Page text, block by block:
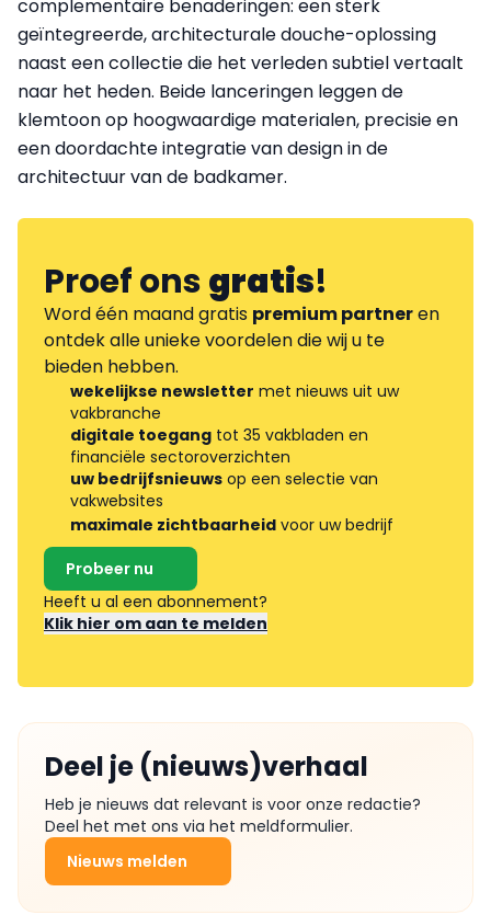
complementaire benaderingen: een sterk
geïntegreerde, architecturale douche-oplossing
naast een collectie die het verleden subtiel vertaalt
naar het heden. Beide lanceringen leggen de
klemtoon op hoogwaardige materialen, precisie en
een doordachte integratie van design in de
architectuur van de badkamer.
Proef onsgratis!
Word één maand gratis premium partneren
ontdek alle unieke voordelen die wij u te
bieden hebben.
wekelijkse newsletter met nieuws uit uw
vakbranche
digitale toegang tot 35 vakbladen en
financiële sectoroverzichten
uw bedrijfsnieuws op een selectie van
vakwebsites
maximale zichtbaarheid voor uw bedrijf
Probeer nu
Heeft u al een abonnement?
Klik hier om aan te melden
Deel je (nieuws)verhaal
Heb je nieuws dat relevant is voor onze redactie?
Deel het met ons via het meldformulier.
Nieuws melden